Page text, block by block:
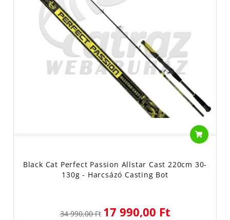
Black Cat Perfect Passion Allstar Cast 220cm 30-
130g - Harcsázó Casting Bot
34 990,00 Ft 17 990,00 Ft